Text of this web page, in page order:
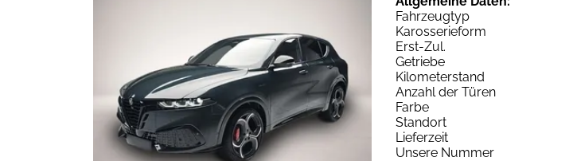
Fahrzeugtyp
Karosserieform
Erst-Zul.
Getriebe
Kilometerstand
Anzahl der Türen
Farbe
Standort
Lieferzeit
Unsere Nummer